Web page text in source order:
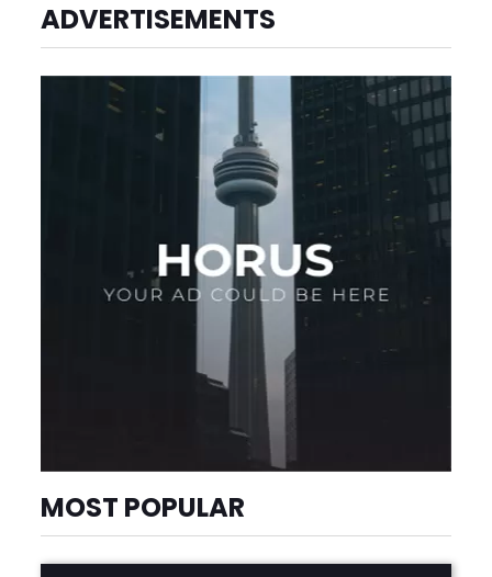
ADVERTISEMENTS
MOST POPULAR